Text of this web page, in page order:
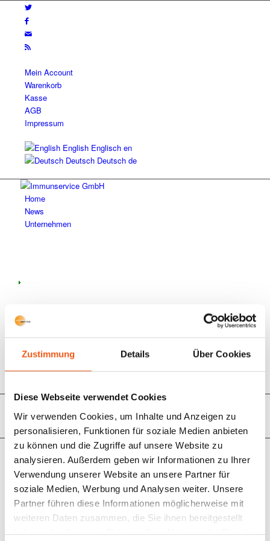
Zustimmung Details Über Cookies
Diese Webseite verwendet Cookies
Wir verwenden Cookies, um Inhalte und Anzeigen zu
personalisieren, Funktionen für soziale Medien anbieten
zu können und die Zugriffe auf unsere Website zu
analysieren. Außerdem geben wir Informationen zu Ihrer
Verwendung unserer Website an unsere Partner für
soziale Medien, Werbung und Analysen weiter. Unsere
Partner führen diese Informationen möglicherweise mit
weiteren Daten zusammen, die Sie ihnen bereitgestellt
Mein Account
Warenkorb
Kasse
AGB
Impressum
English Englisch en
Deutsch Deutsch de
Home
News
Unternehmen
Shop
Kontakt
Menü
Bestellvorgang
Sie sind hier: Startseite / Bestellvorgang
Haftungshinweis: Das nachstehende Muster für den
Bestellvorgang ist von einem Rechtsanwalt erstellt worden
(http://rechtsanwalt-schwenke.de). Es entspricht den
rechtlichen Anforderungen eines typischen, an Verbraucher
gerichteten Onlineshops. Jedoch sollten Sie das Muster nur
nach sorgfältiger Prüfung und Anpassung auf Ihr konkretes